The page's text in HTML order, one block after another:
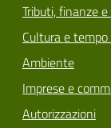
Tributi, finanze
Cultura e
Ambiente
Imprese e
Autorizzazioni